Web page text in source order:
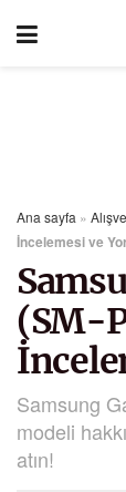
Ana sayfa »
İncelemesi ve
(SM-
Samsung
modeli
atın!